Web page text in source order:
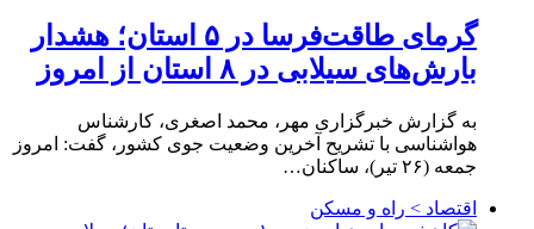
گرمای طاقت‌فرسا در ۵ استان؛ هشدار
بارش‌های سیلابی در ۸ استان از امروز
به گزارش خبرگزاری مهر، محمد اصغری، کارشناس
هواشناسی با تشریح آخرین وضعیت جوی کشور، گفت: امروز
جمعه (۲۶ تیر)، ساکنان…
اقتصاد > راه و مسکن